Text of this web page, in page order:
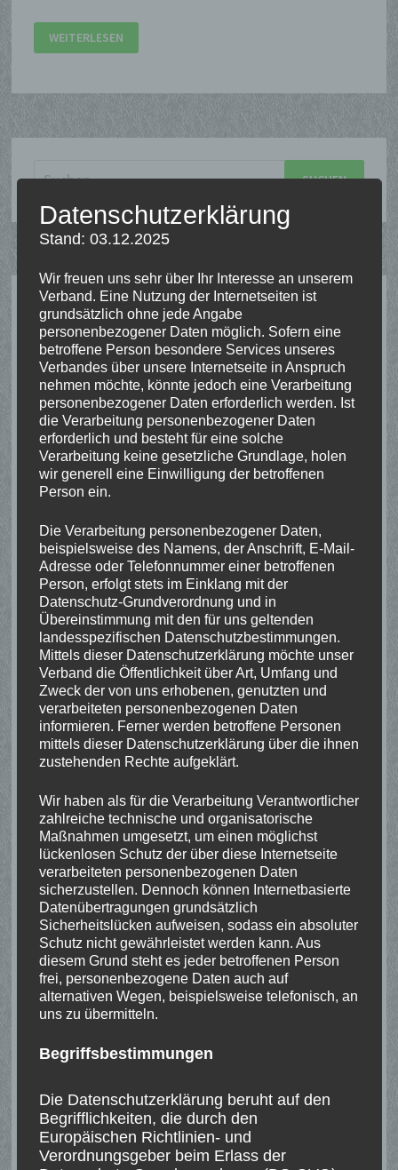
BEZIRKSPRINZEN
2026
AUF
WEITERLESEN
Suchen
SCHÜTZENTERMINE
16. August 2026 13:00- 20:00
Bezirksschützenfest
Grieth, 47546 Kalkar-Grieth, Deutschland
Messe
Schützenumzug
Bezirkskönigsschießen
Bezirksschülerprinzenschießen
Bezirksfahnenschwenken
Proklamation
23. August 2026
Landesschützenfest
Kalkar, 47546 Kalkar, Deutschland
2. September 2026 18:00-21:00
RWK Altersklasse LG aufgelegt
Dorfgemeinschaftshaus Uedemerbruch (DGHUB),
Bohnenstraße 1, 47589 Uedem, Deutschland
5. September 2026
Bundesmeisterschaft Altersklasse LG (m & w)
Dr.-Schultz-Straße, 50226 Frechen, Deutschland
Alterklasse männlich LG aufgelegt
Alterklasse weiblich LG aufgelegt
5. September 2026
Bundesmeisterschaft Schülerklasse
Brüggener Str. 113, 50374 Erftstadt, Deutschland
Schülerklasse LG stehend
6. September 2026
Bundesmeisterschaft Seniorenklasse LG
Dr.-Schultz-Straße, 50226 Frechen, Deutschland
Datenschutzerklärung
Stand: 03.12.2025
Wir freuen uns sehr über Ihr Interesse an unserem
Verband. Eine Nutzung der Internetseiten ist
grundsätzlich ohne jede Angabe
personenbezogener Daten möglich. Sofern eine
betroffene Person besondere Services unseres
Verbandes über unsere Internetseite in Anspruch
nehmen möchte, könnte jedoch eine Verarbeitung
personenbezogener Daten erforderlich werden. Ist
die Verarbeitung personenbezogener Daten
erforderlich und besteht für eine solche
Verarbeitung keine gesetzliche Grundlage, holen
wir generell eine Einwilligung der betroffenen
Person ein.
Die Verarbeitung personenbezogener Daten,
beispielsweise des Namens, der Anschrift, E-Mail-
Adresse oder Telefonnummer einer betroffenen
Person, erfolgt stets im Einklang mit der
Datenschutz-Grundverordnung und in
Übereinstimmung mit den für uns geltenden
landesspezifischen Datenschutzbestimmungen.
Mittels dieser Datenschutzerklärung möchte unser
Verband die Öffentlichkeit über Art, Umfang und
Zweck der von uns erhobenen, genutzten und
verarbeiteten personenbezogenen Daten
informieren. Ferner werden betroffene Personen
mittels dieser Datenschutzerklärung über die ihnen
zustehenden Rechte aufgeklärt.
Wir haben als für die Verarbeitung Verantwortlicher
zahlreiche technische und organisatorische
Maßnahmen umgesetzt, um einen möglichst
lückenlosen Schutz der über diese Internetseite
verarbeiteten personenbezogenen Daten
sicherzustellen. Dennoch können Internetbasierte
Datenübertragungen grundsätzlich
Sicherheitslücken aufweisen, sodass ein absoluter
Schutz nicht gewährleistet werden kann. Aus
diesem Grund steht es jeder betroffenen Person
frei, personenbezogene Daten auch auf
alternativen Wegen, beispielsweise telefonisch, an
uns zu übermitteln.
Begriffsbestimmungen
Die Datenschutzerklärung beruht auf den
Begrifflichkeiten, die durch den
Europäischen Richtlinien- und
Verordnungsgeber beim Erlass der